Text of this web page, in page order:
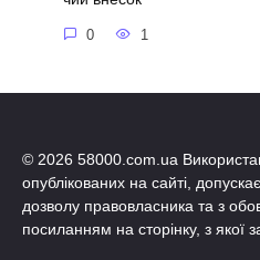
0 1
© 2026 58000.com.ua
опублікованих на сайті,
дозволу правовласника та з
посиланням на сторінку, з якої